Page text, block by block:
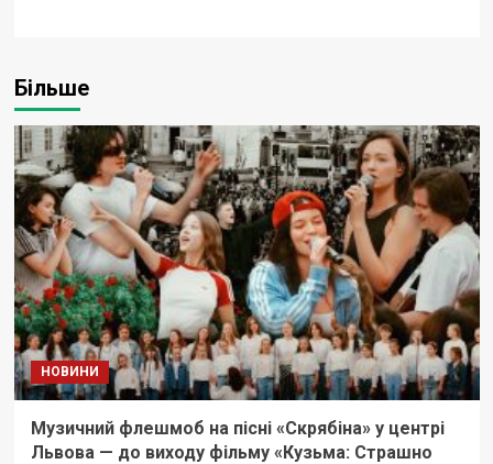
Більше
НОВИНИ
Музичний флешмоб на пісні «Скрябіна» у центрі
Львова — до виходу фільму «Кузьма: Страшно